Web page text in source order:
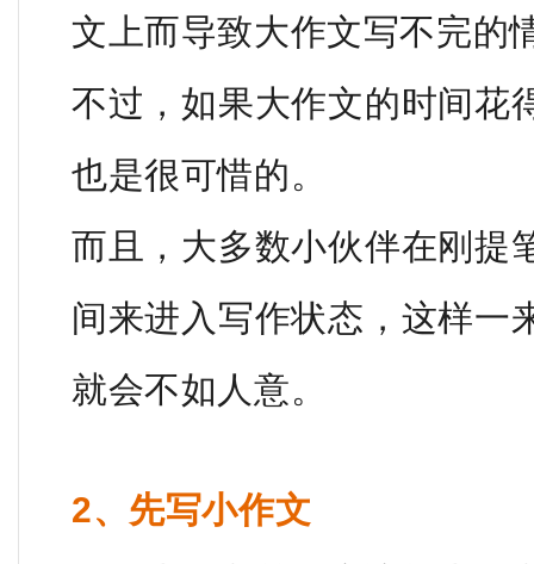
文上而导致大作文写不完的
不过，如果大作文的时间花
也是很可惜的。
而且，大多数小伙伴在刚提
间来进入写作状态，这样一
就会不如人意。
2、先写小作文